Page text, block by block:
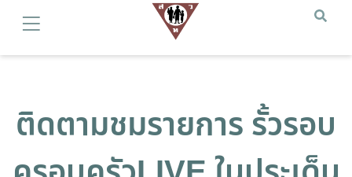
ติดตามชมรายการ รั้วรอบ